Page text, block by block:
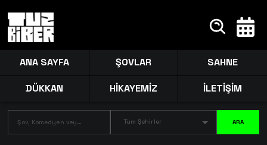
ANA SAYFA ŞOVLAR SAHNE
DÜKKAN HİKAYEMİZ İLETİŞİM
Tüm Şehirler ARA